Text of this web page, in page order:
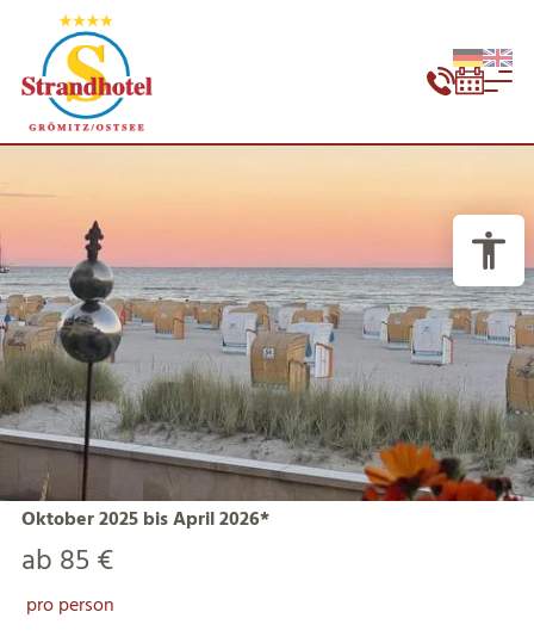
Oktober 2025 bis April 2026*
ab 85 €
pro person